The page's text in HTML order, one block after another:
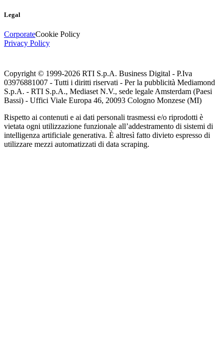
Legal
CorporateCookie Policy
Privacy Policy
Copyright © 1999-2026 RTI S.p.A. Business Digital - P.Iva
03976881007 - Tutti i diritti riservati - Per la pubblicità Mediamond
S.p.A. - RTI S.p.A., Mediaset N.V., sede legale Amsterdam (Paesi
Bassi) - Uffici Viale Europa 46, 20093 Cologno Monzese (MI)
Rispetto ai contenuti e ai dati personali trasmessi e/o riprodotti è
vietata ogni utilizzazione funzionale all’addestramento di sistemi di
intelligenza artificiale generativa. È altresì fatto divieto espresso di
utilizzare mezzi automatizzati di data scraping.